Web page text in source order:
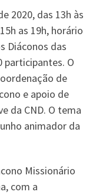
2020, das 13h às
as 19h, horário
Diáconos das
participantes. O
de
e apoio de
da CND. O tema
animador da
Missionário
com a